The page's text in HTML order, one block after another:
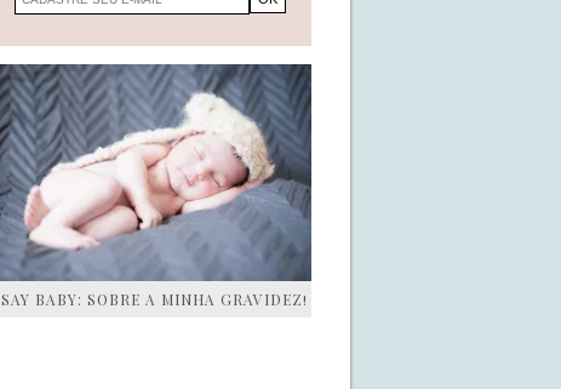
SAY BABY: SOBRE A MINHA GRAVIDEZ!